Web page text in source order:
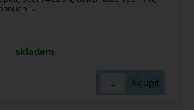
...
skladem